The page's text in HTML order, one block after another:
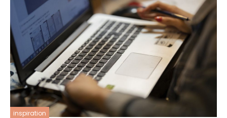
inspiration